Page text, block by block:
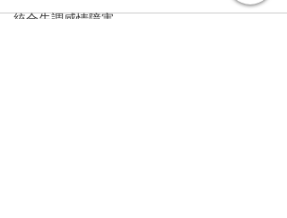
統合失調感情障害